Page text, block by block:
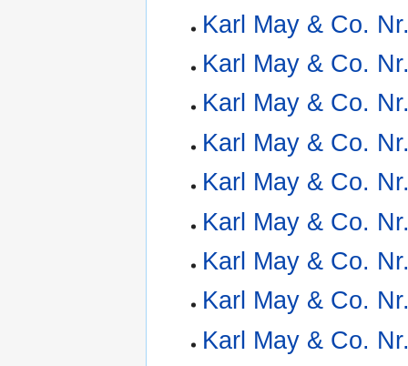
Karl May & Co.
Karl May & Co.
Karl May & Co.
Karl May & Co.
Karl May & Co.
Karl May & Co.
Karl May & Co.
Karl May & Co.
Karl May & Co.